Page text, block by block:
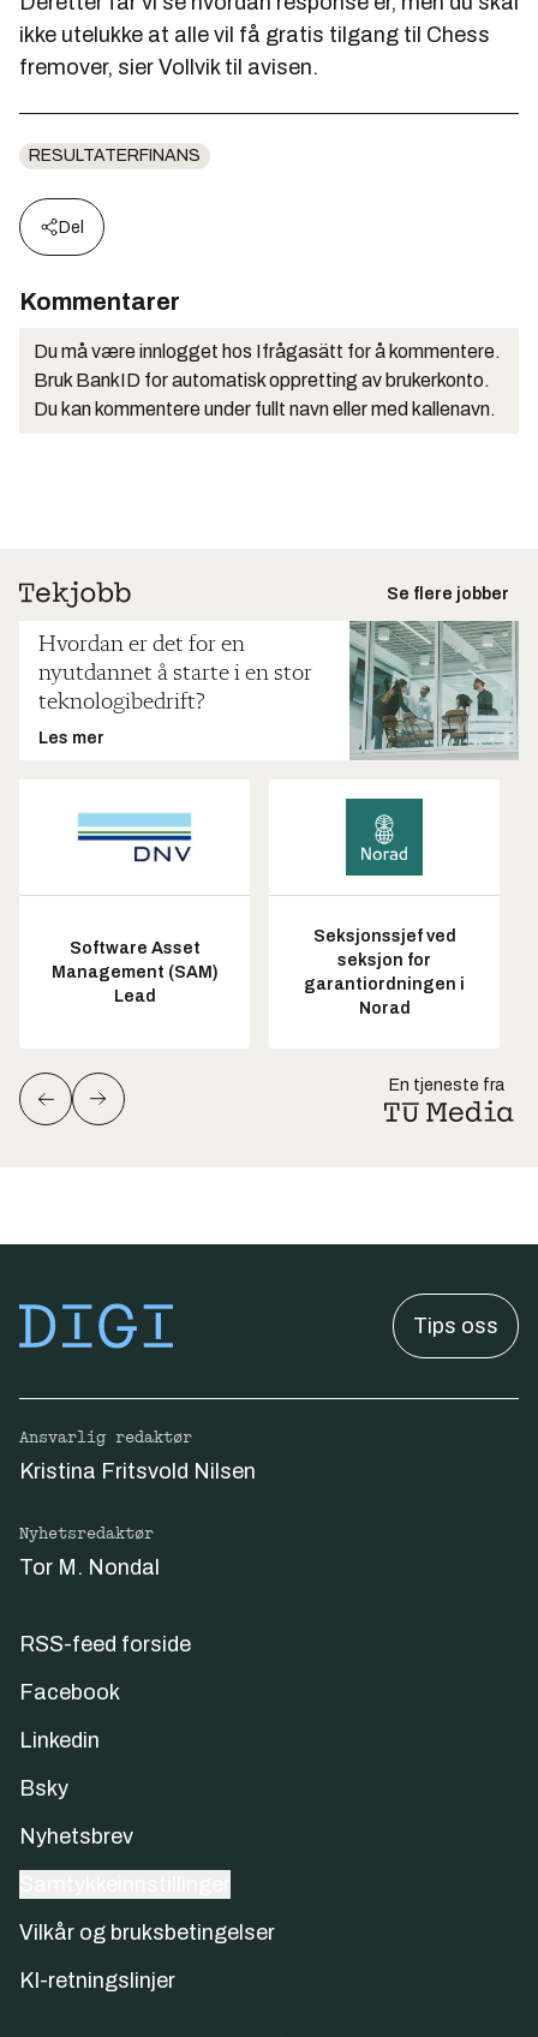
ikke utelukke at alle vil få gratis tilgang til Chess
fremover, sier Vollvik til avisen.
RESULTATERFINANS
Del
Kommentarer
Du må være innlogget hos Ifrågasätt for å kommentere.
Bruk BankID for automatisk oppretting av brukerkonto.
Du kan kommentere under fullt navn eller med kallenavn.
Se flere jobber
Hvordan er det for en
nyutdannet å starte i en stor
teknologibedrift?
Les mer
Software Asset
Management (SAM)
Lead
Seksjonssjef ved
seksjon for
garantiordningen i
Norad
En tjeneste fra
Tips oss
Ansvarlig redaktør
Kristina Fritsvold Nilsen
Nyhetsredaktør
Tor M. Nondal
RSS-feed forside
Facebook
Linkedin
Bsky
Nyhetsbrev
Vilkår og bruksbetingelser
KI-retningslinjer